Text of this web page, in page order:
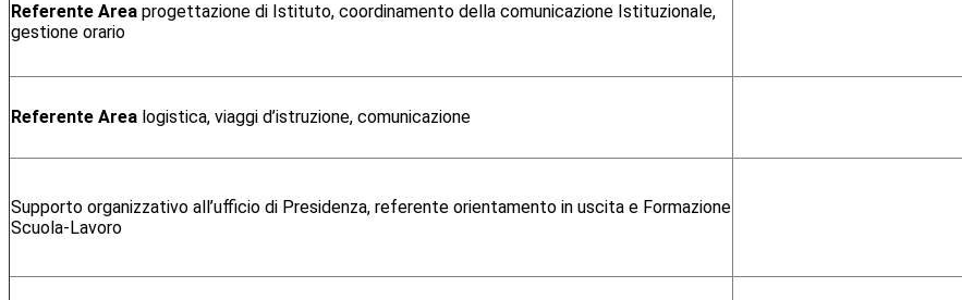
Referente Area progettazione di Istituto, coordinamento della comunicazione Istituzionale,
gestione orario
Referente Area logistica, viaggi d’istruzione, comunicazione
Supporto organizzativo all’ufficio di Presidenza, referente orientamento in uscita e Formazione
Scuola-Lavoro